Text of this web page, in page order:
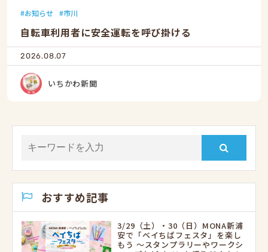
お知らせ 市川
自転車利用者に安全運転を呼び掛ける
2026.08.07
いちかわ新聞
おすすめ記事
3/29（土）・30（日）MONA新浦
安で「ベイちばフェスタ」を楽し
もう ～スタンプラリーやワークシ